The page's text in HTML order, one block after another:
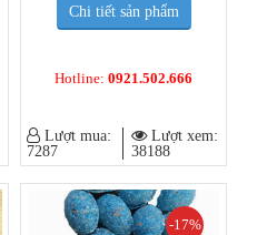
Chi tiết sản phẩm
Hotline: 0921.502.666
Lượt mua:
7287
Lượt xem:
38188
-17%